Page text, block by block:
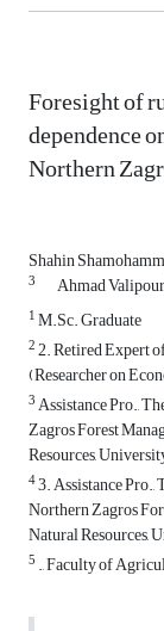
Foresight of
dependence
Northern
Shahin
3 Ahmad Valipour
1M.Sc. Graduate
22. Retired Expert
(Researcher on
3Assistance Pro.,
Zagros Forest
Resources,
43. Assistance Pro.,
Northern Zagros
Natural Resources,
5 ., Faculty of